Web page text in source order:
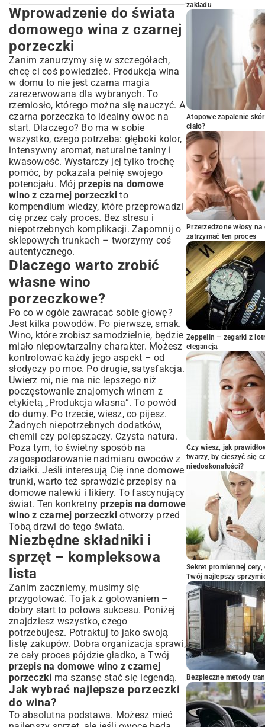
Wprowadzenie do świata domowego
wina z czarnej porzeczki
Dlaczego warto zrobić własne wino
porzeczkowe?
Niezbędne składniki i sprzęt –
kompleksowa lista
Jak wybrać najlepsze porzeczki do wina?
Sprzęt winiarski, którego potrzebujesz w
domu
Krok po kroku: przygotowanie nastawu
na wino porzeczkowe
Mielenie i tłoczenie porzeczek – podstawy
Przygotowanie syropu cukrowego do wina
Dodanie drożdży winiarskich i pożywki –
klucz do sukcesu
Fermentacja – klucz do udanego wina z
czarnej porzeczki
Fermentacja burzliwa i cicha – różnice i
znaczenie
Kontrola temperatury i gęstości podczas
fermentacji
Klarowanie, zlewanie i dojrzewanie wina
Kiedy zlewać wino znad osadu
porzeczkowego?
Jak długo dojrzewa wino z czarnej
porzeczki?
Najczęstsze problemy i rozwiązania w
domowej produkcji wina
Porady i triki dla początkujących
winiarzy
Podsumowanie: ciesz się smakiem
własnego wina porzeczkowego
Wprowadzenie do świata
domowego wina z czarnej
porzeczki
Zanim zanurzymy się w szczegółach,
chcę ci coś powiedzieć. Produkcja wina
w domu to nie jest czarna magia
zarezerwowana dla wybranych. To
rzemiosło, którego można się nauczyć. A
czarna porzeczka to idealny owoc na
start. Dlaczego? Bo ma w sobie
wszystko, czego potrzeba: głęboki kolor,
intensywny aromat, naturalne taniny i
kwasowość. Wystarczy jej tylko trochę
pomóc, by pokazała pełnię swojego
potencjału. Mój przepis na domowe
wino z czarnej porzeczki to
kompendium wiedzy, które przeprowadzi
cię przez cały proces. Bez stresu i
niepotrzebnych komplikacji. Zapomnij o
sklepowych trunkach – tworzymy coś
autentycznego.
Dlaczego warto zrobić
własne wino
porzeczkowe?
Po co w ogóle zawracać sobie głowę?
Jest kilka powodów. Po pierwsze, smak.
Wino, które zrobisz samodzielnie, będzie
miało niepowtarzalny charakter. Możesz
kontrolować każdy jego aspekt – od
słodyczy po moc. Po drugie, satysfakcja.
Uwierz mi, nie ma nic lepszego niż
poczęstowanie znajomych winem z
etykietą „Produkcja własna”. To powód
do dumy. Po trzecie, wiesz, co pijesz.
Żadnych niepotrzebnych dodatków,
chemii czy polepszaczy. Czysta natura.
Poza tym, to świetny sposób na
zagospodarowanie nadmiaru owoców z
działki. Jeśli interesują Cię inne domowe
trunki, warto też sprawdzić przepisy na
domowe nalewki i likiery. To fascynujący
świat. Ten konkretnyprzepis na domowe
wino z czarnej porzeczki otworzy przed
Tobą drzwi do tego świata.
Niezbędne składniki i
sprzęt – kompleksowa
lista
Zanim zaczniemy, musimy się
przygotować. To jak z gotowaniem –
dobry start to połowa sukcesu. Poniżej
znajdziesz wszystko, czego
potrzebujesz. Potraktuj to jako swoją
listę zakupów. Dobra organizacja sprawi,
że cały proces pójdzie gładko, a Twój
przepis na domowe wino z czarnej
porzeczki ma szansę stać się legendą.
Jak wybrać najlepsze porzeczki
do wina?
To absolutna podstawa. Możesz mieć
zakładu
Atopowe zapalenie
ciało?
Przerzedzone włosy
zatrzymać ten proces
Zeppelin – zegarki z
elegancją
Czy wiesz, jak
twarzy, by cieszyć się
niedoskonałości?
Sekret promiennej
Twój najlepszy
Bezpieczne metody